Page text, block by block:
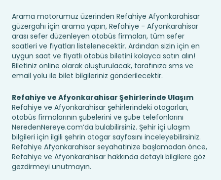
Arama motorumuz üzerinden Refahiye Afyonkarahisar
güzergahı için arama yapın, Refahiye - Afyonkarahisar
arası sefer düzenleyen otobüs firmaları, tüm sefer
saatleri ve fiyatları listelenecektir. Ardından sizin için en
uygun saat ve fiyatlı otobüs biletini kolayca satın alın!
Biletiniz online olarak oluşturulacak, tarafınıza sms ve
email yolu ile bilet bilgileriniz gönderilecektir.
Refahiye ve Afyonkarahisar Şehirlerinde Ulaşım
Refahiye ve Afyonkarahisar şehirlerindeki otogarları,
otobüs firmalarının şubelerini ve şube telefonlarını
NeredenNereye.com’da bulabilirsiniz. Şehir içi ulaşım
bilgileri için ilgili şehrin otogar sayfasını inceleyebilirsiniz.
Refahiye Afyonkarahisar seyahatinize başlamadan önce,
Refahiye ve Afyonkarahisar hakkında detaylı bilgilere göz
gezdirmeyi unutmayın.